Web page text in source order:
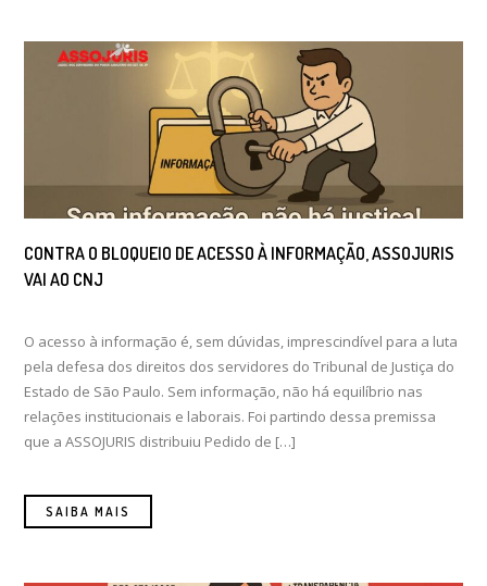
CONTRA O BLOQUEIO DE ACESSO À INFORMAÇÃO, ASSOJURIS
VAI AO CNJ
O acesso à informação é, sem dúvidas, imprescindível para a luta
pela defesa dos direitos dos servidores do Tribunal de Justiça do
Estado de São Paulo. Sem informação, não há equilíbrio nas
relações institucionais e laborais. Foi partindo dessa premissa
que a ASSOJURIS distribuiu Pedido de […]
SAIBA MAIS